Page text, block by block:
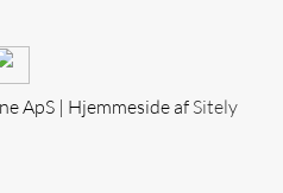
ApS | Hjemmeside af Sitely